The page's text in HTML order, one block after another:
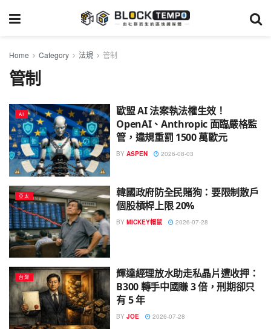
Home Category 法規 管制
管制
AI
歐盟 AI 法案執法權生效！
OpenAI、Anthropic 面臨嚴格監
管，違規重罰 1500 萬歐元
BY ASPEN 2026-08-03
亞太
韓國政府防全民賭狗：要限制散戶
個股槓桿上限 20%
BY MICKEY帽鼠 2026-07-28
台灣
輝達經理放水助走私晶片遭收押：
B300 轉手中國賺 3 倍，刑期卻只
有 5 年
BY JOE 2026-07-28